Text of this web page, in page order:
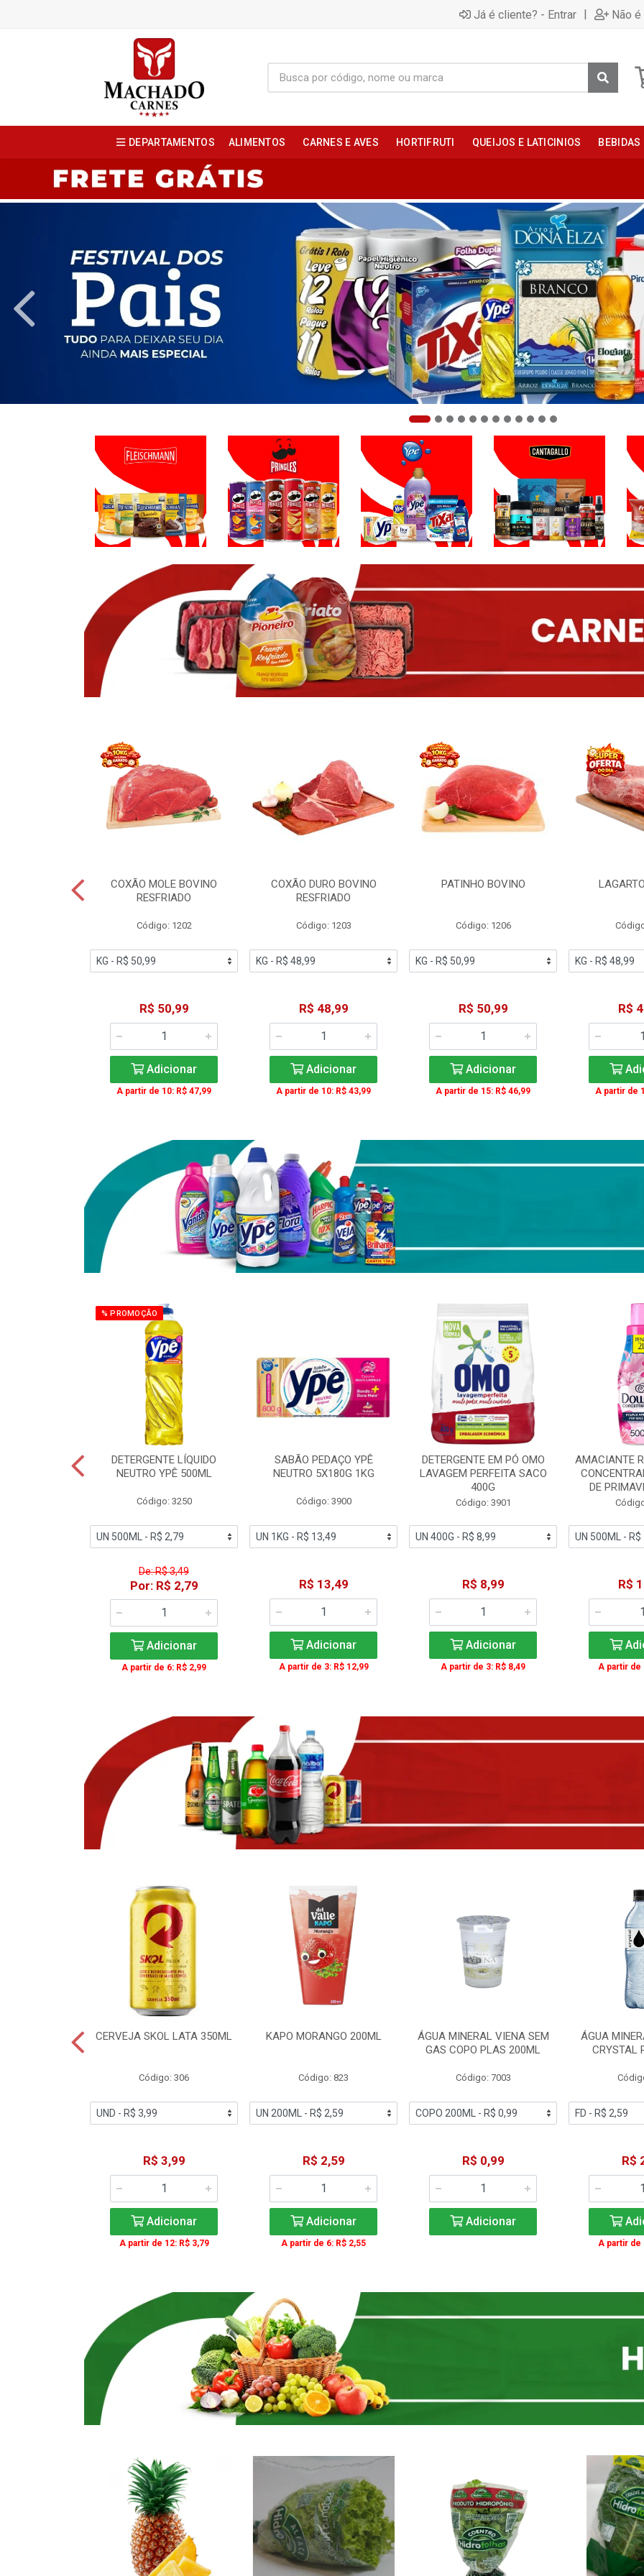
Já é cliente? - Entrar | Não
DEPARTAMENTOS ALIMENTOS CARNES E AVES HORTIFRUTI QUEIJOS E LATICINIOS BEBIDAS
COXÃO MOLE BOVINO
RESFRIADO
Código: 1202
R$ 50,99
Adicionar
A partir de 10: R$ 47,99
COXÃO DURO BOVINO
RESFRIADO
Código: 1203
R$ 48,99
Adicionar
A partir de 10: R$ 43,99
PATINHO BOVINO
Código: 1206
R$ 50,99
Adicionar
A partir de 15: R$ 46,99
R$
A partir de
% PROMOÇÃO
DETERGENTE LÍQUIDO
NEUTRO YPÊ 500ML
Código: 3250
De: R$ 3,49
Por: R$ 2,79
Adicionar
A partir de 6: R$ 2,99
SABÃO PEDAÇO YPÊ
NEUTRO 5X180G 1KG
Código: 3900
R$ 13,49
Adicionar
A partir de 3: R$ 12,99
DETERGENTE EM PÓ OMO
LAVAGEM PERFEITA SACO
400G
Código: 3901
R$ 8,99
Adicionar
A partir de 3: R$ 8,49
AMACIANTE
DE
R$
A partir de
CERVEJA SKOL LATA 350ML
Código: 306
R$ 3,99
Adicionar
A partir de 12: R$ 3,79
KAPO MORANGO 200ML
Código: 823
R$ 2,59
Adicionar
A partir de 6: R$ 2,55
ÁGUA MINERAL VIENA SEM
GAS COPO PLAS 200ML
Código: 7003
R$ 0,99
Adicionar
ÁGUA
CRYSTAL
R$
A partir de